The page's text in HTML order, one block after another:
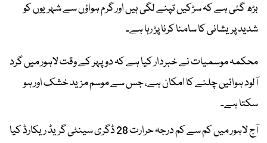
بڑھ گئی ہے کہ سڑکیں تپنے لگی ہیں اور گرم ہواؤں سے شہریوں کو
شدید پریشانی کا سامنا کرنا پڑ رہا ہے۔
محکمہ موسمیات نے خبردار کیا ہے کہ دوپہر کے وقت لاہور میں گرد
آلود ہوائیں چلنے کا امکان ہے، جس سے موسم مزید خشک اور ہو
سکتا ہے۔
آج لاہور میں کم سے کم درجہ حرارت 28 ڈگری سینٹی گریڈ ریکارڈ کیا